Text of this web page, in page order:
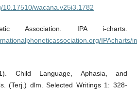
10.17510/wacana.v25i3.1782
Association. IPA i-charts.
IPAcharts/
Child Language, Aphasia, and
(Terj.) dlm. Selected Writings 1: 328-